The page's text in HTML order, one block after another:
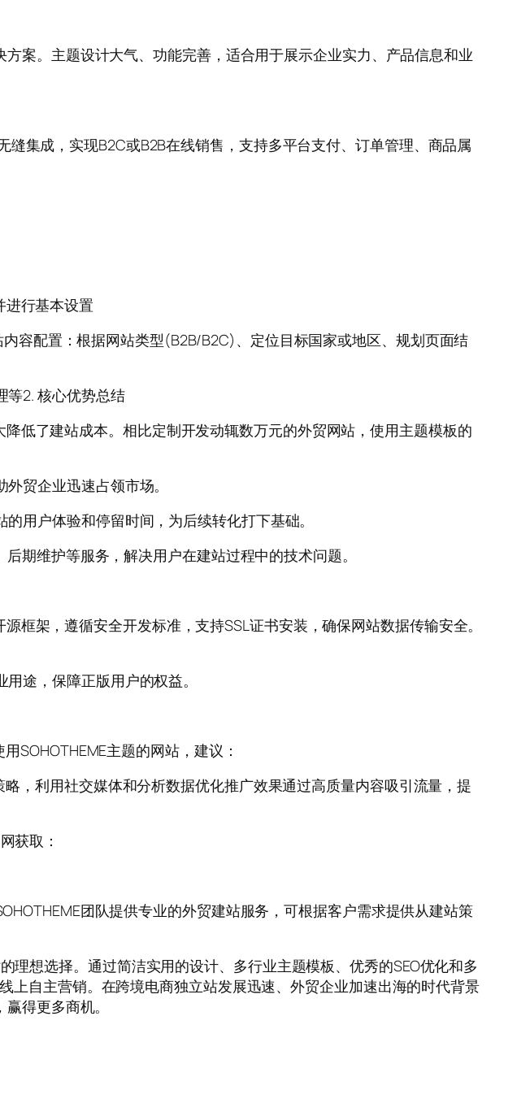
案。主题设计大气、功能完善，适合用于展示企业实力、产品信息和业
集成，实现B2C或B2B在线销售，支持多平台支付、订单管理、商品属
进行基本设置
容配置：根据网站类型(B2B/B2C)、定位目标国家或地区、规划页面结
等2. 核心优势总结
低了建站成本。相比定制开发动辄数万元的外贸网站，使用主题模板的
贸企业迅速占领市场。
用户体验和停留时间，为后续转化打下基础。
期维护等服务，解决用户在建站过程中的技术问题。
框架，遵循安全开发标准，支持SSL证书安装，确保网站数据传输安全。
途，保障正版用户的权益。
SOHOTHEME主题的网站，建议：
，利用社交媒体和分析数据优化推广效果通过高质量内容吸引流量，提
获取：
团队提供专业的外贸建站服务，可根据客户需求提供从建站策
理想选择。通过简洁实用的设计、多行业主题模板、优秀的SEO优化和多
上自主营销。在跨境电商独立站发展迅速、外贸企业加速出海的时代背景
得更多商机。